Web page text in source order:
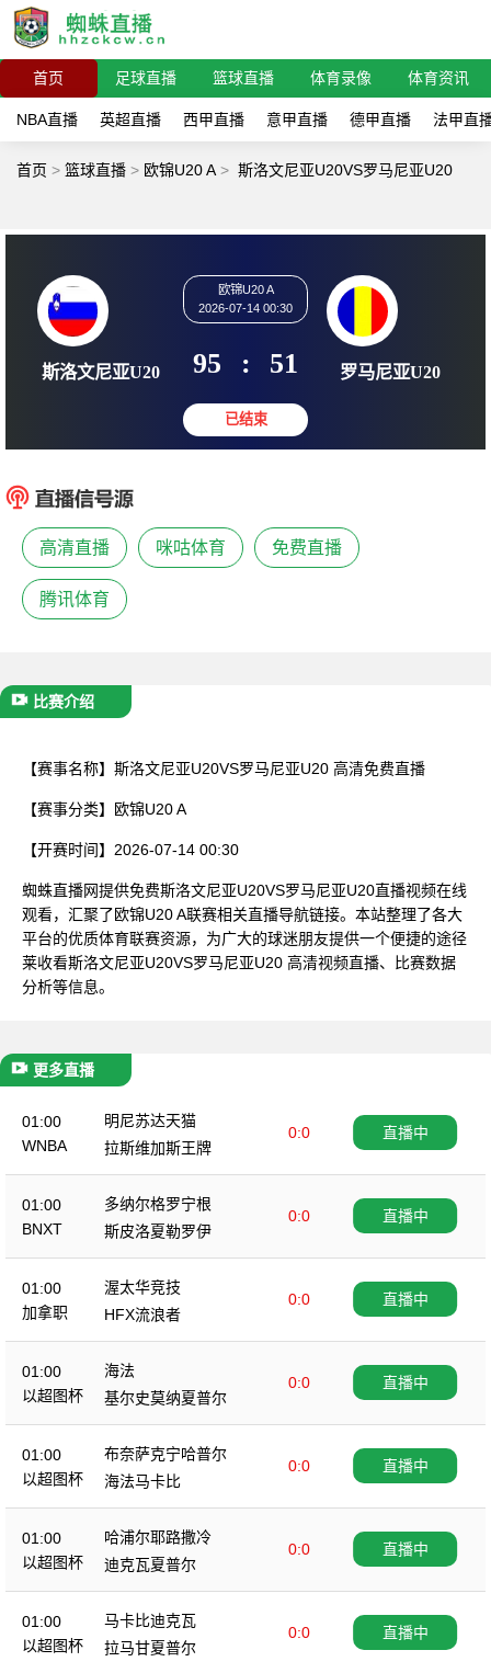
首页 足球直播 篮球直播 体育录像 体育资讯
NBA直播 英超直播 西甲直播 意甲直播 德甲直播 法甲直
首页 > 篮球直播 > 欧锦U20 A > 斯洛文尼亚U20VS罗马尼亚U20
斯洛文尼亚U20
欧锦U20 A
2026-07-14 00:30
95 : 51 罗马尼
高清直播 咪咕体育 免费直播
腾讯体育
比赛介绍
【赛事名称】 斯洛文尼亚U20VS罗马尼亚U20 高清免费直播
【赛事分类】 欧锦U20 A
【开赛时间】 2026-07-14 00:30
蜘蛛直播网提供免费斯洛文尼亚U20VS罗马尼亚U20直播视频在线
观看，汇聚了欧锦U20 A联赛相关直播导航链接。本站整理了各大
平台的优质体育联赛资源，为广大的球迷朋友提供一个便捷的途径
莱收看斯洛文尼亚U20VS罗马尼亚U20 高清视频直播、比赛数据
分析等信息。
更多直播
01:00
WNBA
明尼苏达天猫
0:0
拉斯维加斯王牌
直播中
01:00
BNXT
多纳尔格罗宁根
0:0
斯皮洛夏勒罗伊
直播中
01:00
加拿职
渥太华竞技
0:0
HFX流浪者
直播中
01:00
以超图杯
海法
0:0
基尔史莫纳夏普尔
直播中
01:00
以超图杯
布奈萨克宁哈普尔
0:0
海法马卡比
直播中
01:00
以超图杯
哈浦尔耶路撒冷
0:0
迪克瓦夏普尔
直播中
01:00
以超图杯
马卡比迪克瓦
0:0
拉马甘夏普尔
直播中